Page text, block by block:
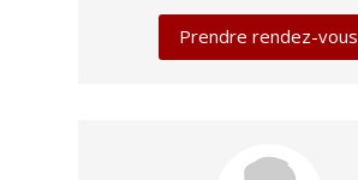
Prendre rendez-vous